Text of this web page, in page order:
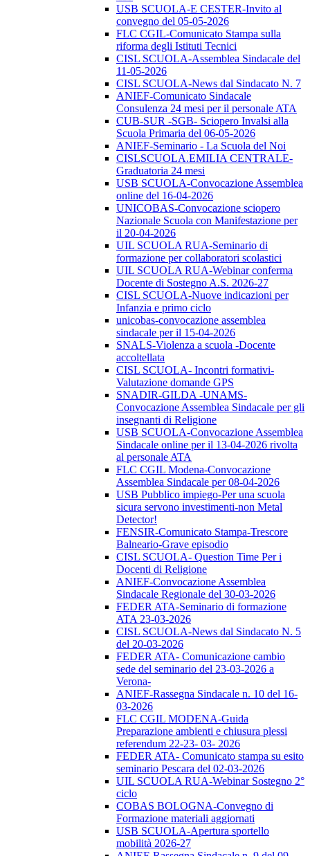
USB SCUOLA-E CESTER-Invito al
convegno del 05-05-2026
FLC CGIL-Comunicato Stampa sulla
riforma degli Istituti Tecnici
CISL SCUOLA-Assemblea Sindacale del
11-05-2026
CISL SCUOLA-News dal Sindacato N. 7
ANIEF-Comunicato Sindacale
Consulenza 24 mesi per il personale ATA
CUB-SUR -SGB- Sciopero Invalsi alla
Scuola Primaria del 06-05-2026
ANIEF-Seminario - La Scuola del Noi
CISLSCUOLA.EMILIA CENTRALE-
Graduatoria 24 mesi
USB SCUOLA-Convocazione Assemblea
online del 16-04-2026
UNICOBAS-Convocazione sciopero
Nazionale Scuola con Manifestazione per
il 20-04-2026
UIL SCUOLA RUA-Seminario di
formazione per collaboratori scolastici
UIL SCUOLA RUA-Webinar conferma
Docente di Sostegno A.S. 2026-27
CISL SCUOLA-Nuove indicazioni per
Infanzia e primo ciclo
unicobas-convocazione assemblea
sindacale per il 15-04-2026
SNALS-Violenza a scuola -Docente
accoltellata
CISL SCUOLA- Incontri formativi-
Valutazione domande GPS
SNADIR-GILDA -UNAMS-
Convocazione Assemblea Sindacale per gli
insegnanti di Religione
USB SCUOLA-Convocazione Assemblea
Sindacale online per il 13-04-2026 rivolta
al personale ATA
FLC CGIL Modena-Convocazione
Assemblea Sindacale per 08-04-2026
USB Pubblico impiego-Per una scuola
sicura servono investimenti-non Metal
Detector!
FENSIR-Comunicato Stampa-Trescore
Balneario-Grave episodio
CISL SCUOLA- Question Time Per i
Docenti di Religione
ANIEF-Convocazione Assemblea
Sindacale Regionale del 30-03-2026
FEDER ATA-Seminario di formazione
ATA 23-03-2026
CISL SCUOLA-News dal Sindacato N. 5
del 20-03-2026
FEDER ATA- Comunicazione cambio
sede del seminario del 23-03-2026 a
Verona-
ANIEF-Rassegna Sindacale n. 10 del 16-
03-2026
FLC CGIL MODENA-Guida
Preparazione ambienti e chiusura plessi
referendum 22-23- 03- 2026
FEDER ATA- Comunicato stampa su esito
seminario Pescara del 02-03-2026
UIL SCUOLA RUA-Webinar Sostegno 2°
ciclo
COBAS BOLOGNA-Convegno di
Formazione materiali aggiornati
USB SCUOLA-Apertura sportello
mobilità 2026-27